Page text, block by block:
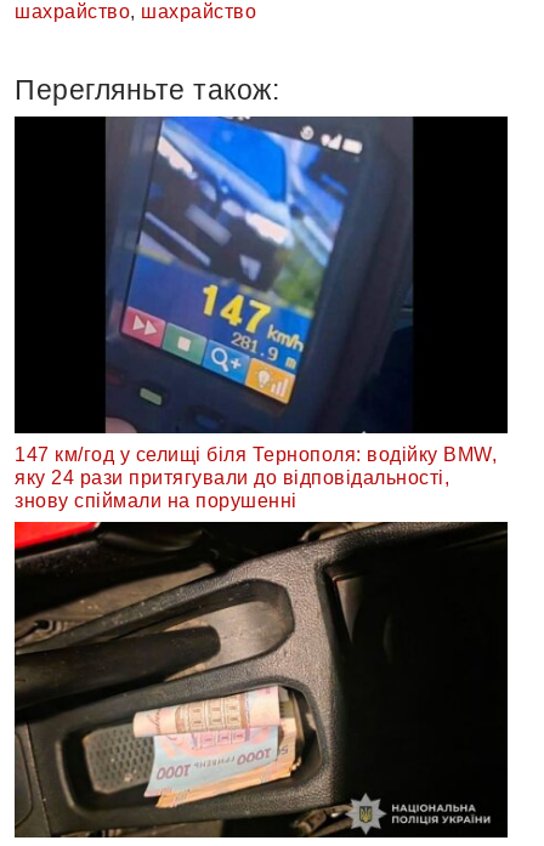
шахрайство, шахрайство
Перегляньте також:
147 км/год у селищі біля Тернополя: водійку BMW,
яку 24 рази притягували до відповідальності,
знову спіймали на порушенні